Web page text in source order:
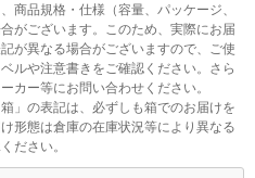
商品規格・仕様（容量、パッケージ、
がございます。このため、実際にお届
が異なる場合がございますので、ご使
ルや注意書きをご確認ください。さら
カー等にお問い合わせください。
」の表記は、必ずしも箱でのお届けを
形態は倉庫の在庫状況等により異なる
ださい。